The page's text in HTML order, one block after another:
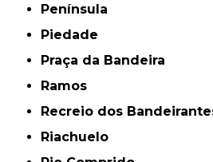
Península
Piedade
Praça da Bandeira
Ramos
Recreio dos
Riachuelo